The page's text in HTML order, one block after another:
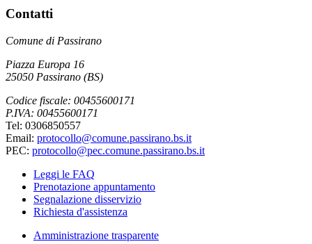
Contatti
Comune di Passirano
Piazza Europa 16
25050 Passirano (BS)
Codice fiscale: 00455600171
P.IVA: 00455600171
Tel: 0306850557
Email: protocollo@comune.passirano.bs.it
PEC: protocollo@pec.comune.passirano.bs.it
Leggi le FAQ
Prenotazione appuntamento
Segnalazione disservizio
Richiesta d'assistenza
Amministrazione trasparente